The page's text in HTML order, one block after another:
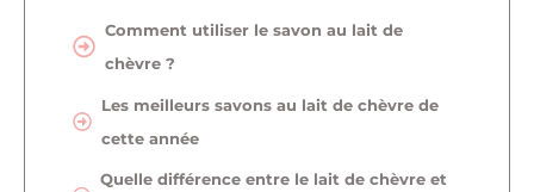
Comment utiliser le savon au lait de
chèvre ?
Les meilleurs savons au lait de chèvre de
cette année
Quelle différence entre le lait de chèvre et